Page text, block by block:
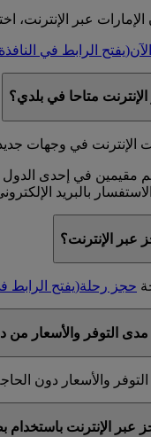
عبر الإنترنت،
(يفتح الرابط في
متاحا في بلدي؟
في وجهات
مقيمين في إحدى الدول
بالبريد
عبر الإنترنت؟
حجز رحلة(يفتح الرابط
التوفر والأسعار من
والأسعار دون
عبر الإنترنت